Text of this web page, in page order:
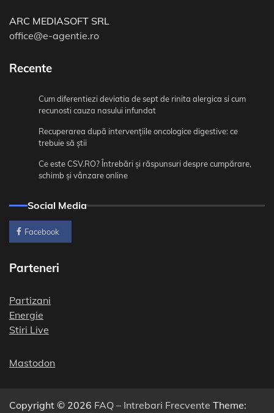
ARC MEDIASOFT SRL
office@e-agentie.ro
Recente
Cum diferentiezi deviatia de sept de rinita alergica si cum
recunosti cauza nasului infundat
Recuperarea după intervențiile oncologice digestive: ce
trebuie să știi
Ce este CSV.RO? Întrebări și răspunsuri despre cumpărare,
schimb și vânzare online
Social Media
Facebook
Parteneri
Partizani
Energie
Stiri Live
Mastodon
Copyright © 2026 FAQ – Intrebari Frecvente Theme: